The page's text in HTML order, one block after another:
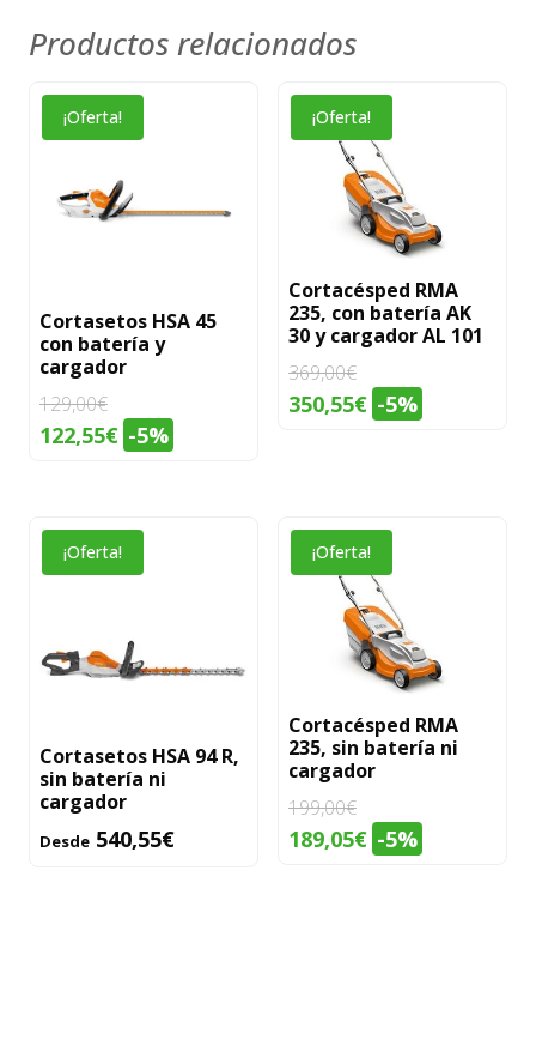
Productos relacionados
¡Oferta!
Cortasetos HSA 45
con batería y
cargador
129,00€
El
era:
129,00€.
122,55€El
es:
122,55€.
-5%
¡Oferta!
Cortacésped RMA
235, con batería AK
30 y cargador AL 101
369,00€
El
369,00€.
350,55€El
350,55€.
-5%
¡Oferta!
Cortasetos HSA 94 R,
sin batería ni
cargador
Desde 540,55€
Este
producto
variantes.
se
pueden
elegir
en
¡Oferta!
Cortacésped RMA
235, sin batería ni
cargador
199,00€
El
189,05€El-5%